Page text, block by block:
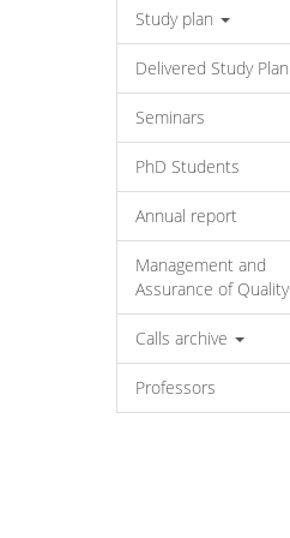
Study plan
Delivered Study Plan
Seminars
PhD Students
Annual report
Management and
Assurance of Quality
Calls archive
Professors